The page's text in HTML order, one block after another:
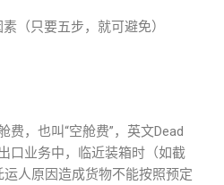
（只要五步，就可避免）
费，也叫“空舱费”，英文Dead
口业务中，临近装箱时（如截
人原因造成货物不能按照预定